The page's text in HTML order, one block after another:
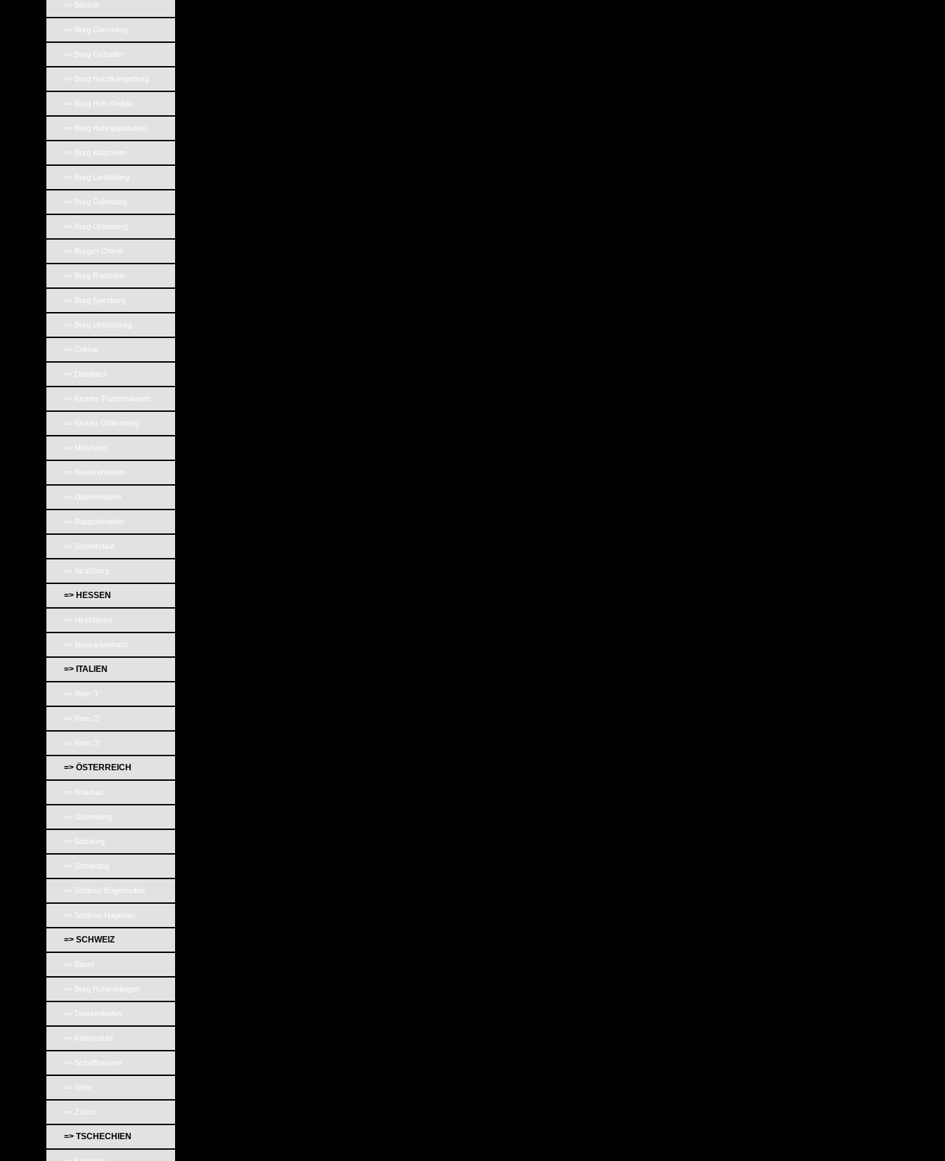
=> Börsch
=> Burg Giersberg
=> Burg Girbaden
=> Burg Hochkönigsburg
=> Burg Hoh-Andlau
=> Burg Hohrappoltstein
=> Burg Kintzheim
=> Burg Landsberg
=> Burg Ödenburg
=> Burg Ortenberg
=> Burgen Ottrott
=> Burg Ramstein
=> Burg Spesburg
=> Burg Ulrichsburg
=> Colmar
=> Dambach
=> Kloster Truttenhausen
=> Kloster Odilienberg
=> Molsheim
=> Niederehnheim
=> Oberehnheim
=> Rappoltsweiler
=> Schlettstadt
=> Straßburg
=> HESSEN
=> Hirschhorn
=> Neckarsteinach
=> ITALIEN
=> Rom '1'
=> Rom '2'
=> Rom '3'
=> ÖSTERREICH
=> Braunau
=> Obernberg
=> Salzburg
=> Schärding
=> Schloss Bogenhofen
=> Schloss Hagenau
=> SCHWEIZ
=> Basel
=> Burg Hohenklingen
=> Diessenhofen
=> Kaiserstuhl
=> Schaffhausen
=> Stein
=> Zürich
=> TSCHECHIEN